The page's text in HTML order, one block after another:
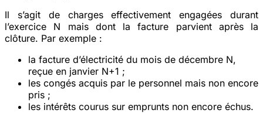
Il s’agit de charges effectivement engagées durant
l’exercice N mais dont la facture parvient après la
clôture. Par exemple :
la facture d’électricité du mois de décembre N,
reçue en janvier N+1 ;
les congés acquis par le personnel mais non encore
pris ;
les intérêts courus sur emprunts non encore échus.